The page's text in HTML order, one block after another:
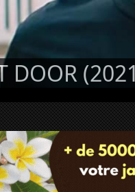
DOOR